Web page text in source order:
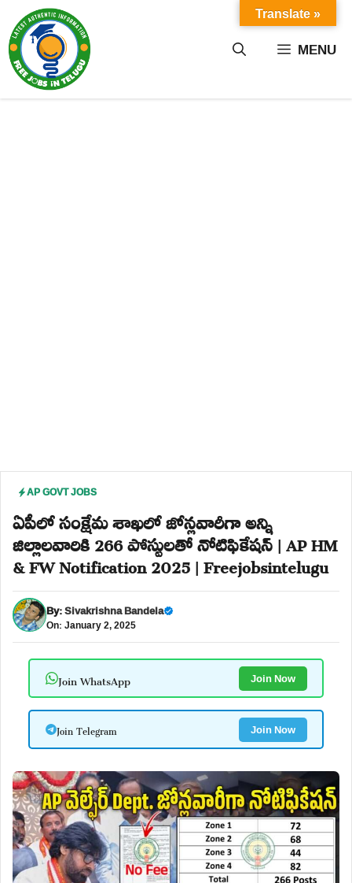
content MENU
AP GOVT JOBS
ఏపీలో సంక్షేమ శాఖలో జోన్లవారీగా అన్ని
జిల్లాలవారికి 266 పోస్టులతో నోటిఫికేషన్ | AP HM
& FW Notification 2025 | Freejobsintelugu
By:Sivakrishna Bandela
On: January 2, 2025
Join WhatsApp Join Now
Join Telegram Join Now
Translate »